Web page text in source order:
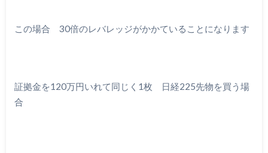
この場合 30倍のレバレッジがかかていることになります
証拠金を120万円いれて同じく1枚 日経225先物を買う場
合